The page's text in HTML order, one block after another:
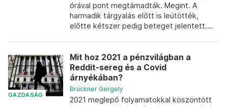
órával pont megtámadták. Megint. A
harmadik tárgyalás előtt is leütötték,
előtte kétszer pedig beteget jelentett....
GAZDASÁG
Mit hoz 2021 a pénzvilágban a
Reddit-sereg és a Covid
árnyékában?
Brückner Gergely
2021 meglepő folyamatokkal köszöntött